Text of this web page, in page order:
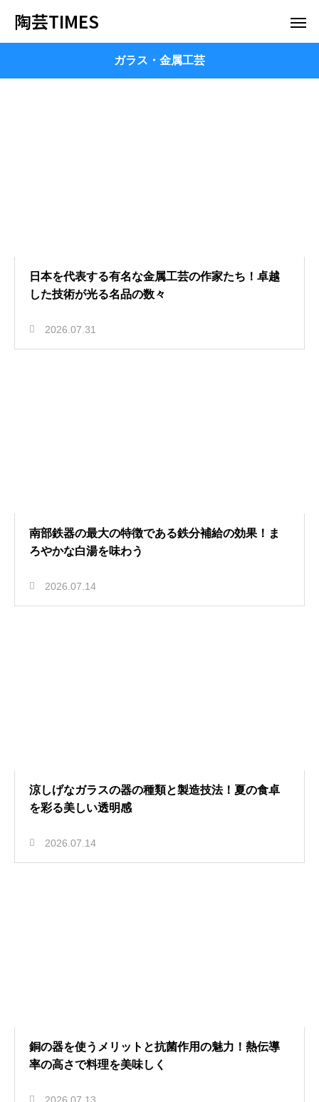
陶芸TIMES
ガラス・金属工芸
日本を代表する有名な金属工芸の作家たち！卓越
した技術が光る名品の数々
2026.07.31
南部鉄器の最大の特徴である鉄分補給の効果！ま
ろやかな白湯を味わう
2026.07.14
涼しげなガラスの器の種類と製造技法！夏の食卓
を彩る美しい透明感
2026.07.14
銅の器を使うメリットと抗菌作用の魅力！熱伝導
率の高さで料理を美味しく